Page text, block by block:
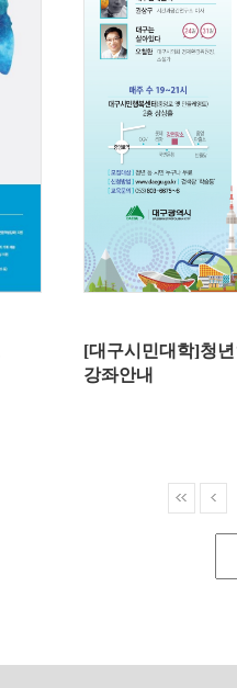
[대구시민대학]청
강좌안내